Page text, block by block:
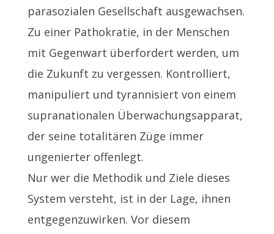
parasozialen Gesellschaft ausgewachsen.
Zu einer Pathokratie, in der Menschen
mit Gegenwart überfordert werden, um
die Zukunft zu vergessen. Kontrolliert,
manipuliert und tyrannisiert von einem
supranationalen Überwachungsapparat,
der seine totalitären Züge immer
ungenierter offenlegt.
Nur wer die Methodik und Ziele dieses
System versteht, ist in der Lage, ihnen
entgegenzuwirken. Vor diesem